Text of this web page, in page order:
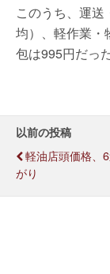
このうち、運
均）、軽作業・
包は995円だった
以前の投稿
軽油店頭価格、
がり